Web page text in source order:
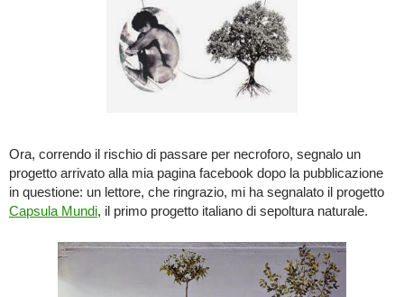
Ora, correndo il rischio di passare per necroforo, segnalo un
progetto arrivato alla mia pagina facebook dopo la pubblicazione
in questione: un lettore, che ringrazio, mi ha segnalato il progetto
Capsula Mundi, il primo progetto italiano di sepoltura naturale.